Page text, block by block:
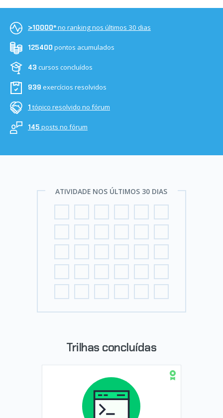
>10000ºno ranking nos últimos 30 dias
125400 pontos acumulados
43 cursos concluídos
939 exercícios resolvidos
1 tópico resolvido no fórum
145 posts no fórum
ATIVIDADE NOS ÚLTIMOS 30 DIAS
Trilhas concluídas